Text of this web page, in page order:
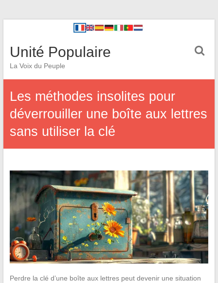
Unité Populaire
La Voix du Peuple
Les méthodes insolites pour
déverrouiller une boîte aux lettres
sans utiliser la clé
Perdre la clé d’une boîte aux lettres peut devenir une situation